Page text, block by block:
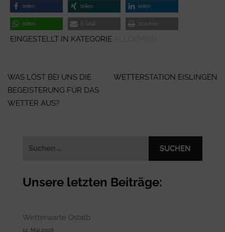
teilen teilen teilen
teilen E-Mail drucken
EINGESTELLT IN KATEGORIE
WAS LÖST BEI UNS DIE
BEGEISTERUNG FÜR DAS
WETTER AUS?
WETTERSTATION EISLINGEN
Unsere letzten Beiträge:
Wetterwarte Ostalb
12. Mai 2026